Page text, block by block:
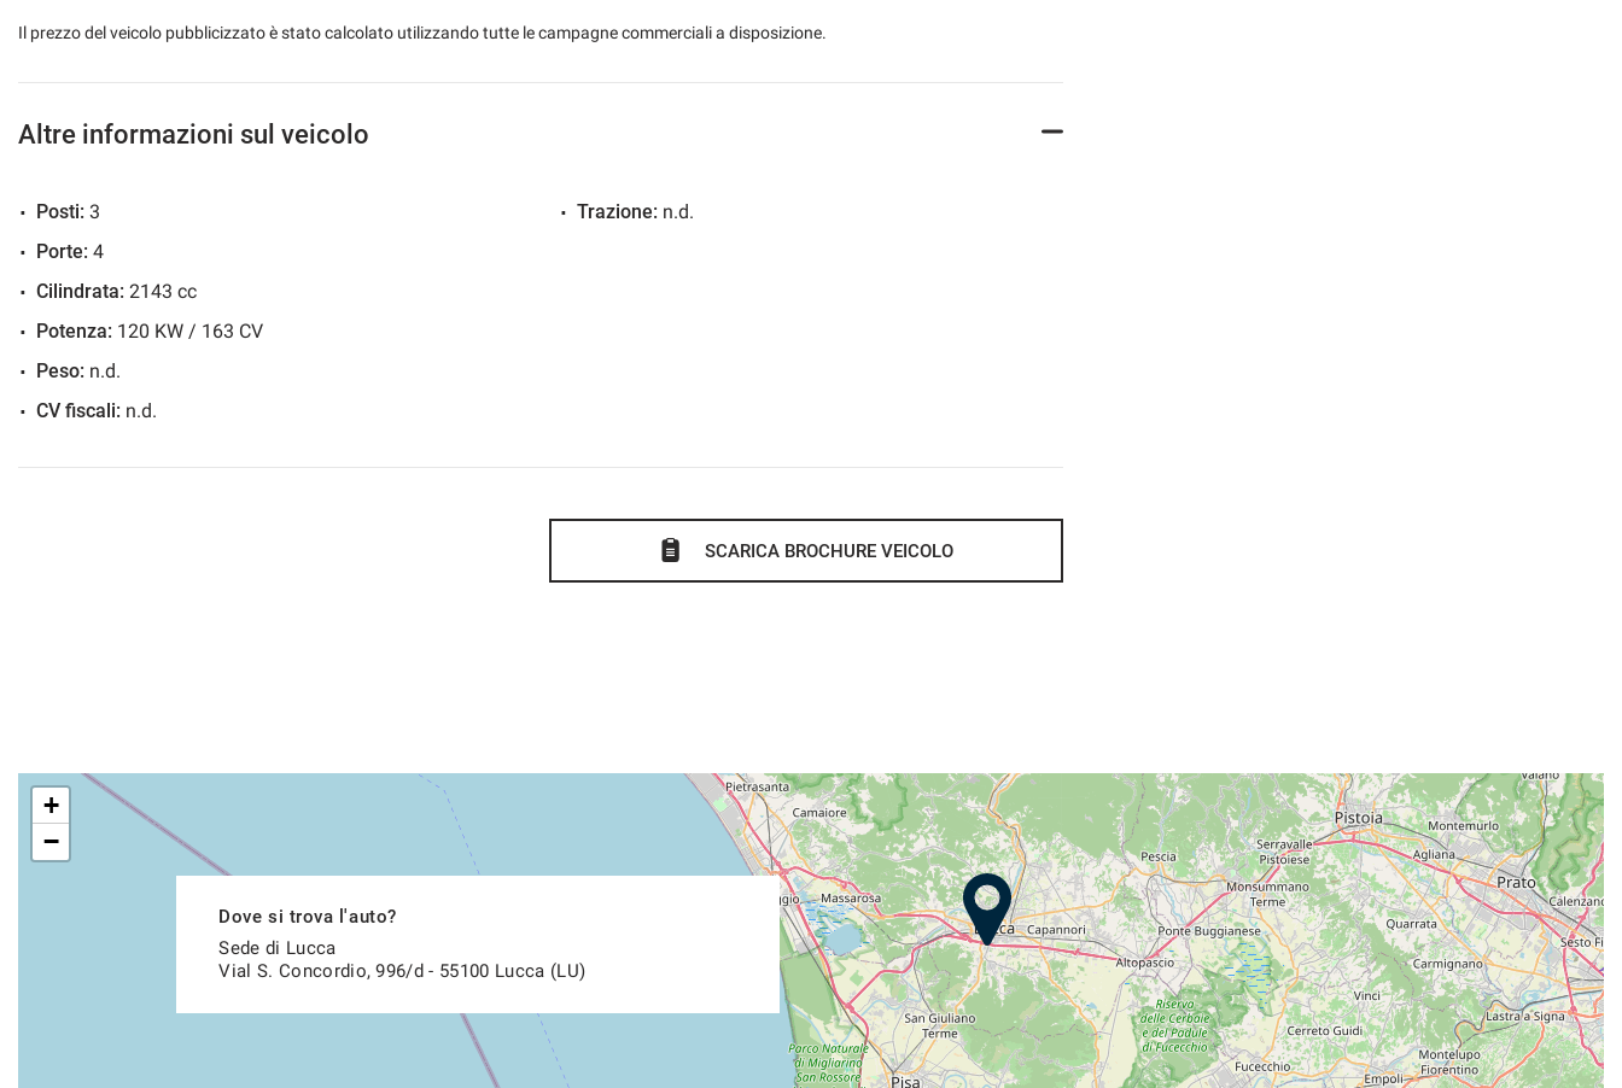
Il prezzo del veicolo pubblicizzato è stato calcolato utilizzando tutte le campagne commerciali a disposizione.
Altre informazioni sul veicolo
Posti: 3
Porte: 4
Cilindrata: 2143 cc
Potenza: 120 KW / 163 CV
Peso: n.d.
CV fiscali: n.d.
Trazione: n.d.
SCARICA BROCHURE VEICOLO
Dove si trova l'auto?
Sede di Lucca
Vial S. Concordio, 996/d - 55100 Lucca (LU)
+
−